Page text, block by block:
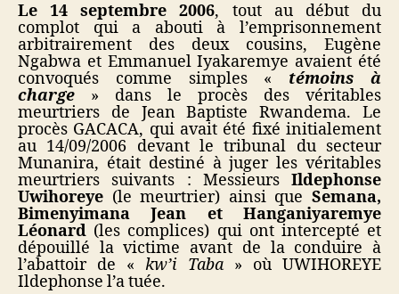
Le 14 septembre 2006, tout au début du
complot qui a abouti à l’emprisonnement
arbitrairement des deux cousins, Eugène
Ngabwa et Emmanuel Iyakaremye avaient été
convoqués comme simples « témoins à
charge » dans le procès des véritables
meurtriers de Jean Baptiste Rwandema. Le
procès GACACA, qui avait été fixé initialement
au 14/09/2006 devant le tribunal du secteur
Munanira, était destiné à juger les véritables
meurtriers suivants : Messieurs Ildephonse
Uwihoreye (le meurtrier) ainsi queSemana,
Bimenyimana Jean et Hanganiyaremye
Léonard (les complices) qui ont intercepté et
dépouillé la victime avant de la conduire à
l’abattoir de «kw’i Taba» où UWIHOREYE
Ildephonse l’a tuée.